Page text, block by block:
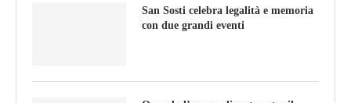
San Sosti celebra legalità e memoria
con due grandi eventi